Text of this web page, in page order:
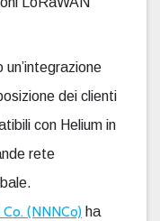
un’integrazione
dei clienti
con Helium in
rete
(NNNCo) ha